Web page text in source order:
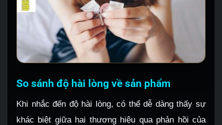
So sánh độ hài lòng về sản phẩm
Khi nhắc đến độ hài lòng, có thể dễ dàng thấy sự
khác biệt giữa hai thương hiệu qua phản hồi của